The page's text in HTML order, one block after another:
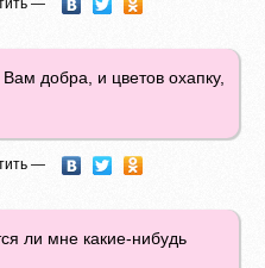
—
добра, и цветов охапку,
—
ли мне какие-нибудь